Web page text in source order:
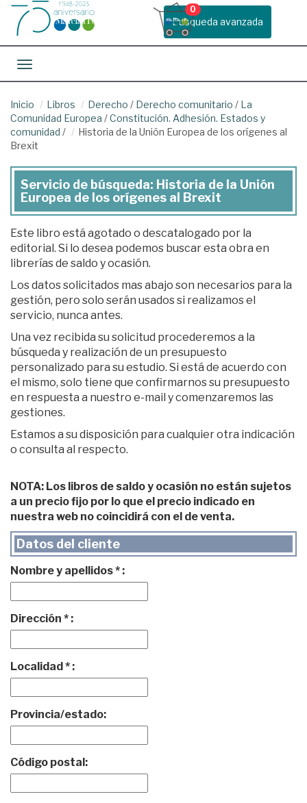
Busqueda avanzada
0
Toggle navigation
Inicio Libros Derecho / Derecho comunitario / La
Comunidad Europea /Constitución. Adhesión. Estados y
comunidad /
Historia de la Unión Europea de los orígenes al
Brexit
Servicio de búsqueda: Historia de la Unión
Europea de los orígenes al Brexit
Este libro está agotado o descatalogado por la
editorial. Si lo desea podemos buscar esta obra en
librerías de saldo y ocasión.
Los datos solicitados mas abajo son necesarios para la
gestión, pero solo serán usados si realizamos el
servicio, nunca antes.
Una vez recibida su solicitud procederemos a la
búsqueda y realización de un presupuesto
personalizado para su estudio. Si está de acuerdo con
el mismo, solo tiene que confirmarnos su presupuesto
en respuesta a nuestro e-mail y comenzaremos las
gestiones.
Estamos a su disposición para cualquier otra indicación
o consulta al respecto.
NOTA: Los libros de saldo y ocasión no están sujetos
a un precio fijo por lo que el precio indicado en
nuestra web no coincidirá con el de venta.
Datos del cliente
Nombre y apellidos * :
Dirección * :
Localidad * :
Provincia/estado:
Código postal: